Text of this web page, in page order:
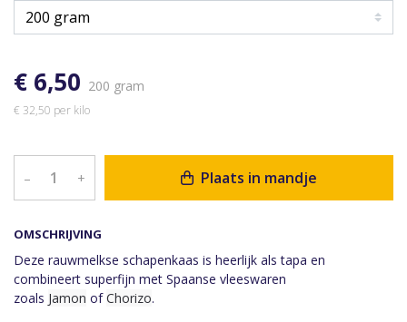
OMSCHRIJVING
Deze rauwmelkse schapenkaas is heerlijk als tapa en
combineert superfijn met Spaanse vleeswaren
zoals Jamon ofChorizo.
€ 6,50 200 gram
€ 32,50 per kilo
– + Plaats in mandje